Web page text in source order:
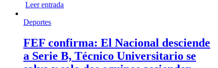
Leer entrada
Deportes
FEF confirma: El Nacional desciende
a Serie B, Técnico Universitario se